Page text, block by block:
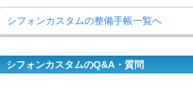
シフォンカスタムの整備手帳一覧へ
シフォンカスタムのQ&A・質問